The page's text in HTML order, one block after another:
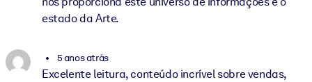
estado da Arte.
5 anos atrás
Excelente leitura, conteúdo incrível sobre vendas,